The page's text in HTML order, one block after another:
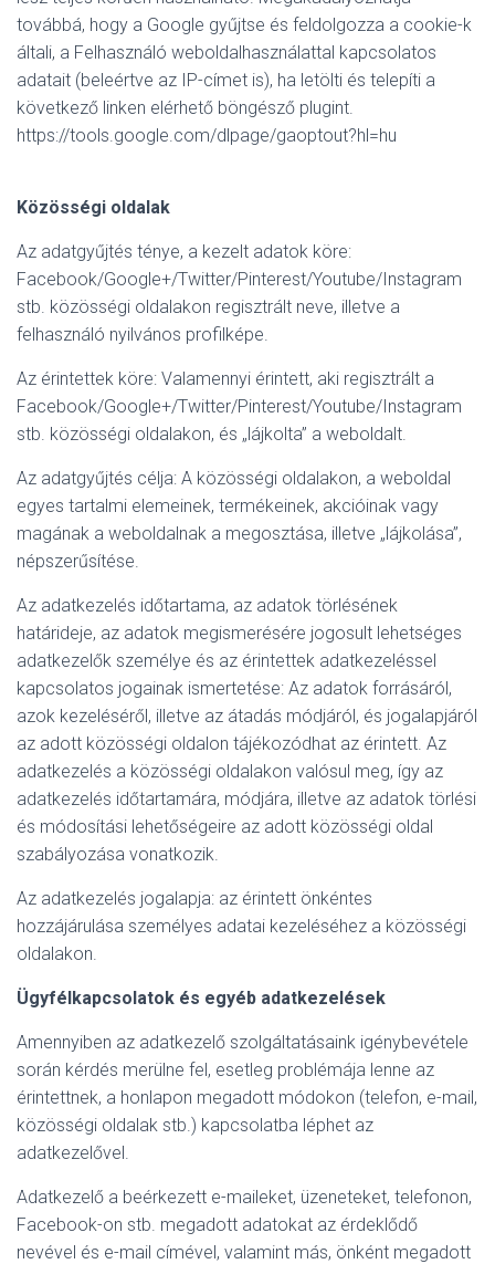
továbbá, hogy a Google gyűjtse és feldolgozza a cookie-k
általi, a Felhasználó weboldalhasználattal kapcsolatos
adatait (beleértve az IP-címet is), ha letölti és telepíti a
következő linken elérhető böngésző plugint.
https://tools.google.com/dlpage/gaoptout?hl=hu
Közösségi oldalak
Az adatgyűjtés ténye, a kezelt adatok köre:
Facebook/Google+/Twitter/Pinterest/Youtube/Instagram
stb. közösségi oldalakon regisztrált neve, illetve a
felhasználó nyilvános profilképe.
Az érintettek köre: Valamennyi érintett, aki regisztrált a
Facebook/Google+/Twitter/Pinterest/Youtube/Instagram
stb. közösségi oldalakon, és „lájkolta” a weboldalt.
Az adatgyűjtés célja: A közösségi oldalakon, a weboldal
egyes tartalmi elemeinek, termékeinek, akcióinak vagy
magának a weboldalnak a megosztása, illetve „lájkolása”,
népszerűsítése.
Az adatkezelés időtartama, az adatok törlésének
határideje, az adatok megismerésére jogosult lehetséges
adatkezelők személye és az érintettek adatkezeléssel
kapcsolatos jogainak ismertetése: Az adatok forrásáról,
azok kezeléséről, illetve az átadás módjáról, és jogalapjáról
az adott közösségi oldalon tájékozódhat az érintett. Az
adatkezelés a közösségi oldalakon valósul meg, így az
adatkezelés időtartamára, módjára, illetve az adatok törlési
és módosítási lehetőségeire az adott közösségi oldal
szabályozása vonatkozik.
Az adatkezelés jogalapja: az érintett önkéntes
hozzájárulása személyes adatai kezeléséhez a közösségi
oldalakon.
Ügyfélkapcsolatok és egyéb adatkezelések
Amennyiben az adatkezelő szolgáltatásaink igénybevétele
során kérdés merülne fel, esetleg problémája lenne az
érintettnek, a honlapon megadott módokon (telefon, e-mail,
közösségi oldalak stb.) kapcsolatba léphet az
adatkezelővel.
Adatkezelő a beérkezett e-maileket, üzeneteket, telefonon,
Facebook-on stb. megadott adatokat az érdeklődő
nevével és e-mail címével, valamint más, önként megadott